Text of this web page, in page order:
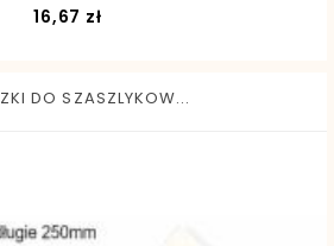
16,67 zł
DO SZASZLYKOW...